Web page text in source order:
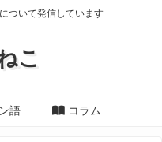
ついて発信しています
こ
語 コラム